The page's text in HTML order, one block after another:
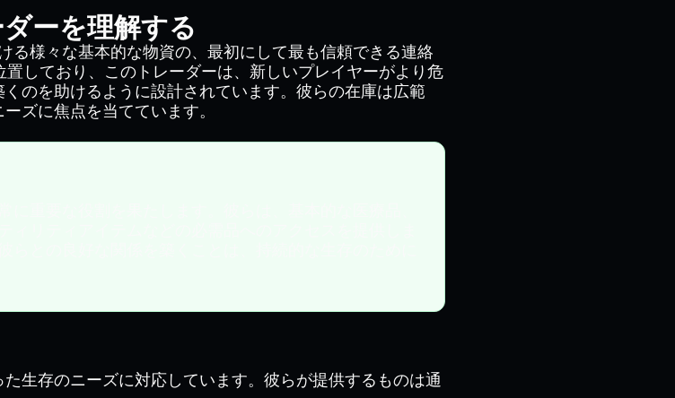
ーを理解する
様々な基本的な物資の、最初にして最も信頼できる連絡
しており、このトレーダーは、新しいプレイヤーがより危
のを助けるように設計されています。彼らの在庫は広範
ズに焦点を当てています。
生存のニーズに対応しています。彼らが提供するものは通